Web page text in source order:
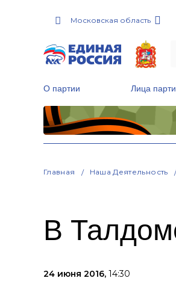
Московская область
О партии Лица
Главная Наша Деятельность
В
24 июня 2016, 14:30